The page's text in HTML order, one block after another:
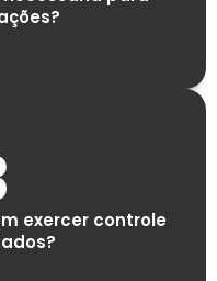
exercer controle